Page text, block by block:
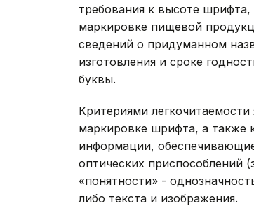
требования к высоте
маркировке пищевой
сведений о придуманном
изготовления и сроке
буквы.
Критериями
маркировке шрифта, а также
информации,
оптических приспособлений
«понятности» -
либо текста и изображения.